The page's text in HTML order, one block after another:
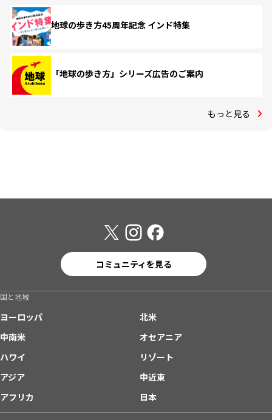
地球の歩き方45周年記念 インド特集
「地球の歩き方」シリーズ広告のご案内
もっと見る
コミュニティを見る
国と地域
ヨーロッパ
北米
中南米
オセアニア
ハワイ
リゾート
アジア
中近東
アフリカ
日本